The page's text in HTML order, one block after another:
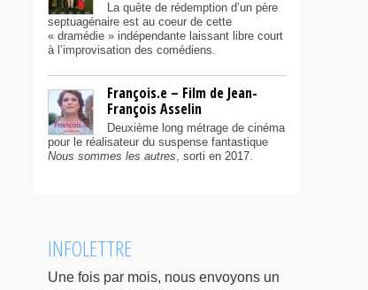
La quête de rédemption d’un père
septuagénaire est au coeur de cette
« dramédie » indépendante laissant libre court
à l’improvisation des comédiens.
François.e – Film de Jean-
François Asselin
Deuxième long métrage de cinéma
pour le réalisateur du suspense fantastique
Nous sommes les autres, sorti en 2017.
INFOLETTRE
Une fois par mois, nous envoyons un